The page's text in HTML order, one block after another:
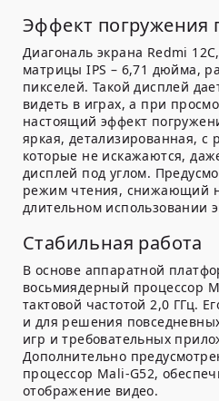
Эффект погружения
Диагональ экрана Redmi
матрицы IPS – 6,71 дюйма,
пикселей. Такой дисплей
видеть в играх, а при
настоящий эффект
яркая, детализированная,
которые не искажаются,
дисплей под углом.
режим чтения, снижающий
длительном использовании
Стабильная работа
В основе аппаратной
восьмиядерный процессор
тактовой частотой 2,0 ГГц.
и для решения
игр и требовательных
Дополнительно
процессор Mali-G52,
отображение видео.